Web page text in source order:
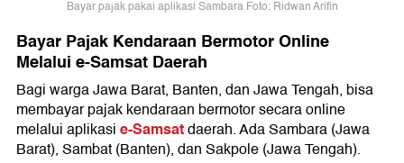
Bayar pajak pakai aplikasi Sambara Foto: Ridwan Arifin
Bayar Pajak Kendaraan Bermotor Online
Melalui e-Samsat Daerah
Bagi warga Jawa Barat, Banten, dan Jawa Tengah, bisa
membayar pajak kendaraan bermotor secara online
melalui aplikasie-Samsatdaerah. Ada Sambara (Jawa
Barat), Sambat (Banten), dan Sakpole (Jawa Tengah).